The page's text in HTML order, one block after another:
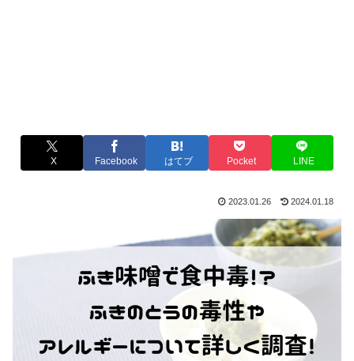
X Facebook はてブ Pocket LINE
2023.01.26 2024.01.18